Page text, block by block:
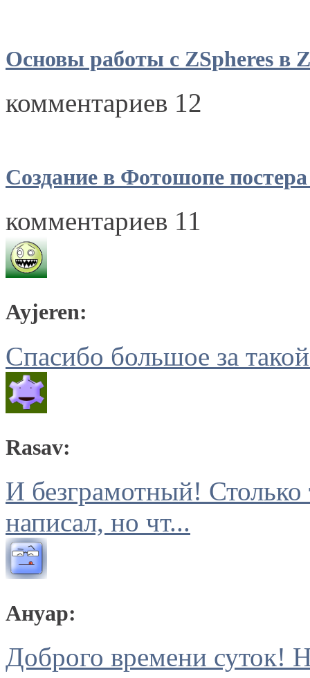
Основы работы с ZSpheres в
комментариев 12
Создание в Фотошопе
комментариев 11
Ayjeren:
Спасибо большое за
Rasav:
И безграмотный! Столько
написал, но чт...
Ануар:
Доброго времени суток!